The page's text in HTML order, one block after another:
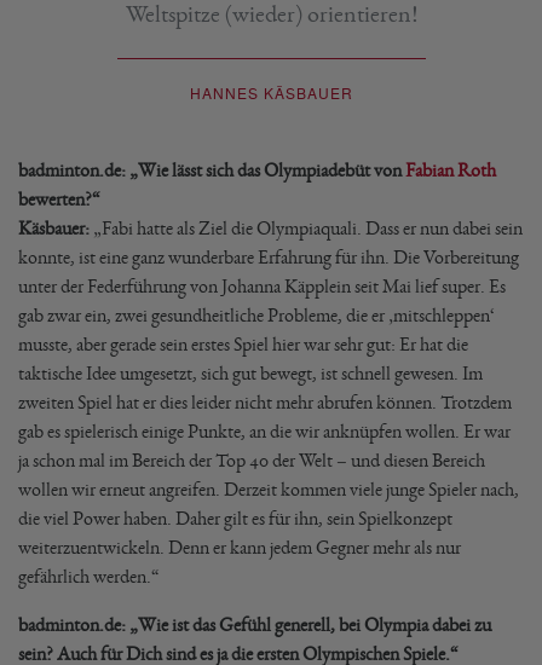
Weltspitze (wieder) orientieren!
HANNES KÄSBAUER
badminton.de: „Wie lässt sich das Olympiadebüt von Fabian Roth
bewerten?“
Käsbauer: „Fabi hatte als Ziel die Olympiaquali. Dass er nun dabei sein
konnte, ist eine ganz wunderbare Erfahrung für ihn. Die Vorbereitung
unter der Federführung von Johanna Käpplein seit Mai lief super. Es
gab zwar ein, zwei gesundheitliche Probleme, die er ‚mitschleppen‘
musste, aber gerade sein erstes Spiel hier war sehr gut: Er hat die
taktische Idee umgesetzt, sich gut bewegt, ist schnell gewesen. Im
zweiten Spiel hat er dies leider nicht mehr abrufen können. Trotzdem
gab es spielerisch einige Punkte, an die wir anknüpfen wollen. Er war
ja schon mal im Bereich der Top 40 der Welt – und diesen Bereich
wollen wir erneut angreifen. Derzeit kommen viele junge Spieler nach,
die viel Power haben. Daher gilt es für ihn, sein Spielkonzept
weiterzuentwickeln. Denn er kann jedem Gegner mehr als nur
gefährlich werden.“
badminton.de: „Wie ist das Gefühl generell, bei Olympia dabei zu
sein? Auch für Dich sind es ja die ersten Olympischen Spiele.“